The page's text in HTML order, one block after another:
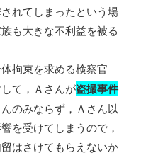
れてしまったという場
も大きな不利益を被る
拘束を求める検察官
て，Ａさんが盗撮事件
のみならず，Ａさん以
を受けてしまうので，
はさけてもらえないか